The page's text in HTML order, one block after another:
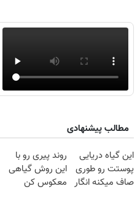
مطالب پیشنهادی
این گیاه دریایی
پوستت رو طوری
صاف میکنه انگار
روند پیری رو با
این روش گیاهی
معکوس کن